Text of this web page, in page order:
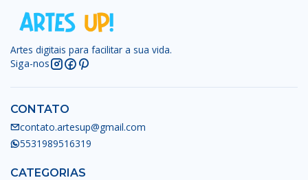
Artes digitais para facilitar a sua vida.
Siga-nos
CONTATO
contato.artesup@gmail.com
5531989516319
CATEGORIAS